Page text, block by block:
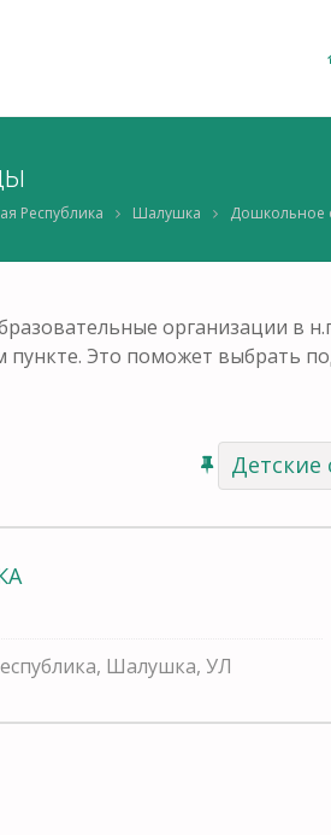
Республика Шалушка Дошкольное
организации в
Это поможет выбрать
Детские
Шалушка, УЛ